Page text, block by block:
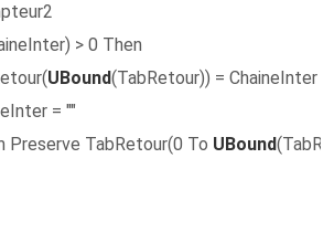
> 0 Then
UBound(TabRetour)) = ChaineInter
= ""
TabRetour(0 To UBound